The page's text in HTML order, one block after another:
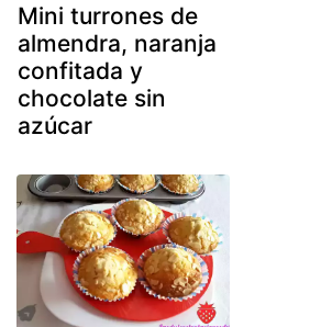
Mini turrones de
almendra, naranja
confitada y
chocolate sin
azúcar